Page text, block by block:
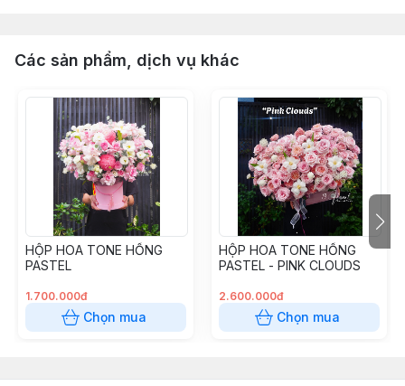
Các sản phẩm, dịch vụ khác
HỘP HOA TONE HỒNG
PASTEL
1.700.000đ
Chọn mua
HỘP HOA TONE HỒNG
PASTEL - PINK CLOUDS
2.600.000đ
Chọn mua